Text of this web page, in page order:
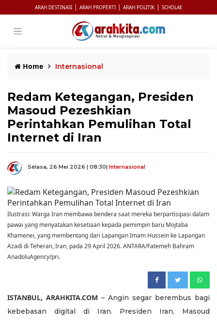
ARAH DESTINASI | ARAH PROPERTI | ARAH POLITIK | SCHOLAE
Home Internasional
Redam Ketegangan, Presiden
Masoud Pezeshkian
Perintahkan Pemulihan Total
Internet di Iran
Selasa, 26 Mei 2026 | 08:30| Internasional
Ilustrasi: Warga Iran membawa bendera saat mereka berpartisipasi dalam
pawai yang menyatakan kesetiaan kepada pemimpin baru Mojtaba
Khamenei, yang membentang dari Lapangan Imam Hussein ke Lapangan
Azadi di Teheran, Iran, pada 29 April 2026. ANTARA/Fatemeh Bahram
AnadoluAgency/pri.
ISTANBUL, ARAHKITA.COM – Angin segar berembus bagi
kebebasan digital di Iran. Presiden Iran, Masoud